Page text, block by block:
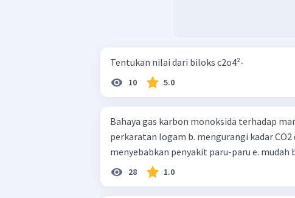
Tentukan nilai dari biloks c2o4²-
10 5.0
Bahaya gas karbon monoksida terhadap manusia adalah
perkaratan logam b. mengurangi kadar CO2 di udara c. merusak lapisan ozon d.
menyebabkan
28 1.0